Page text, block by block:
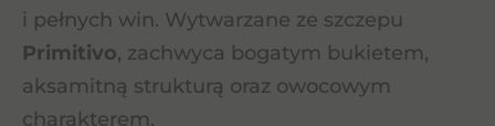
i pełnych win. Wytwarzane ze szczepu
Primitivo, zachwyca bogatym bukietem,
aksamitną strukturą oraz owocowym
charakterem.